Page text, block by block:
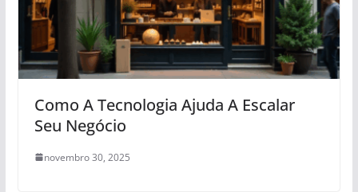
Como A Tecnologia Ajuda A Escalar
Seu Negócio
novembro 30, 2025